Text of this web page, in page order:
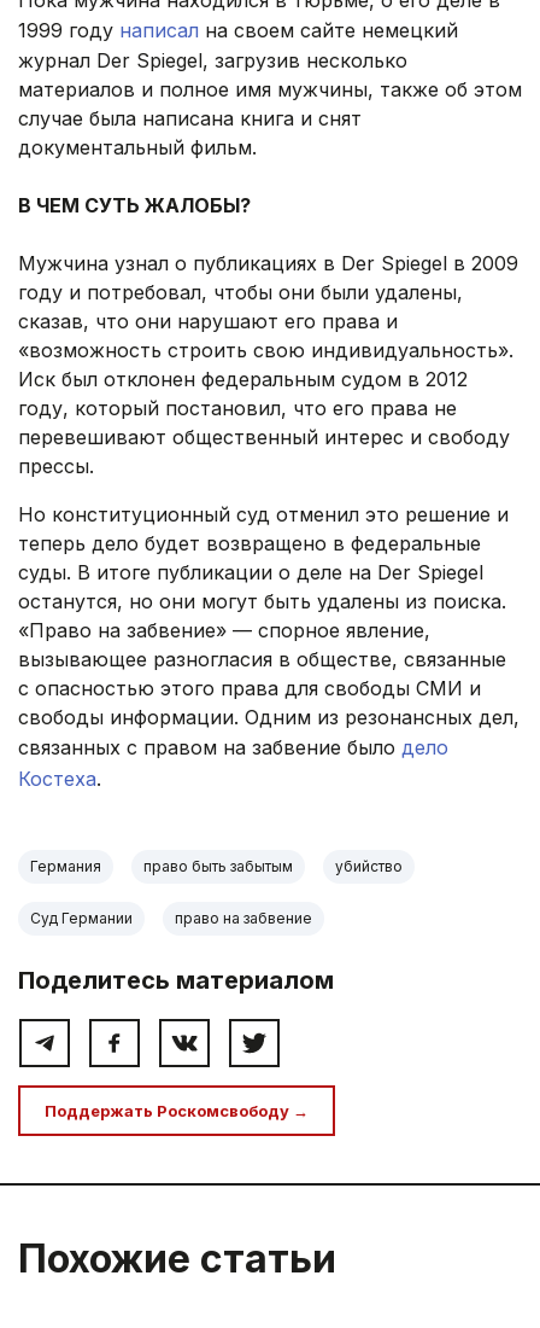
1999 году написал на своем сайте немецкий
журнал Der Spiegel, загрузив несколько
материалов и полное имя мужчины, также об этом
случае была написана книга и снят
документальный фильм.
В ЧЕМ СУТЬ ЖАЛОБЫ?
Мужчина узнал о публикациях в Der Spiegel в 2009
году и потребовал, чтобы они были удалены,
сказав, что они нарушают его права и
«возможность строить свою индивидуальность».
Иск был отклонен федеральным судом в 2012
году, который постановил, что его права не
перевешивают общественный интерес и свободу
прессы.
Но конституционный суд отменил это решение и
теперь дело будет возвращено в федеральные
суды. В итоге публикации о деле на Der Spiegel
останутся, но они могут быть удалены из поиска.
«Право на забвение» — спорное явление,
вызывающее разногласия в обществе, связанные
с опасностью этого права для свободы СМИ и
свободы информации. Одним из резонансных дел,
связанных с правом на забвение было дело
Костеха.
Германия право быть забытым убийство
Суд Германии право на забвение
Поделитесь материалом
Поддержать Роскомсвободу →
Похожие статьи